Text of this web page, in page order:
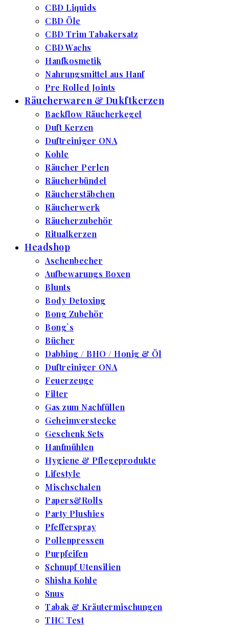
CBD Liquids
CBD Öle
CBD Trim Tabakersatz
CBD Wachs
Hanfkosmetik
Nahrungsmittel aus Hanf
Pre Rolled Joints
Räucherwaren & Dukftkerzen
Backflow Räucherkegel
Duft Kerzen
Duftreiniger ONA
Kohle
Räucher Perlen
Räucherbündel
Räucherstäbchen
Räucherwerk
Räucherzubehör
Ritualkerzen
Headshop
Aschenbecher
Aufbewarungs Boxen
Blunts
Body Detoxing
Bong Zubehör
Bong`s
Bücher
Dabbing / BHO / Honig & Öl
Duftreiniger ONA
Feuerzeuge
Filter
Gas zum Nachfüllen
Geheimverstecke
Geschenk Sets
Hanfmühlen
Hygiene & Pflegeprodukte
Lifestyle
Mischschalen
Papers&Rolls
Party Plushies
Pfefferspray
Pollenpressen
Purpfeifen
Schnupf Utensilien
Shisha Kohle
Snus
Tabak & Kräutermischungen
THC Test